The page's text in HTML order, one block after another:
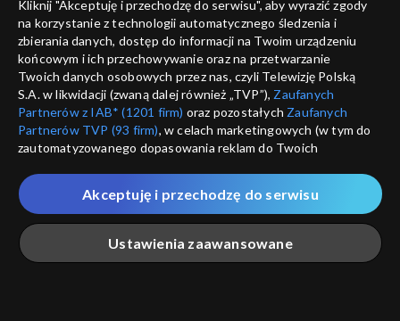
Kulturalni
29.10.2022
Kulturalni
22.10.2022
Kulturalni
15.10.2022
Kulturalni
04.06.2022
Kliknij "Akceptuję i przechodzę do serwisu", aby wyrazić zgody
na korzystanie z technologii automatycznego śledzenia i
zbierania danych, dostęp do informacji na Twoim urządzeniu
końcowym i ich przechowywanie oraz na przetwarzanie
Twoich danych osobowych przez nas, czyli Telewizję Polską
S.A. w likwidacji (zwaną dalej również „TVP”), Zaufanych
Partnerów z IAB* (1201 firm) oraz pozostałych Zaufanych
Partnerów TVP (93 firm), w celach marketingowych (w tym do
zautomatyzowanego dopasowania reklam do Twoich
które wskazujemy poniżej, a także zgody na udostępnianie
przez nas identyfikatora PPID do Google.
Twoje dane osobowe zbierane podczas odwiedzania przez
Ciebie naszych
poszczególnych serwisówzwanych dalej
„Portalem”, w tym informacje zapisywane za pomocą
Ustawienia zaawansowane
Akceptuję i przechodzę do serwisu